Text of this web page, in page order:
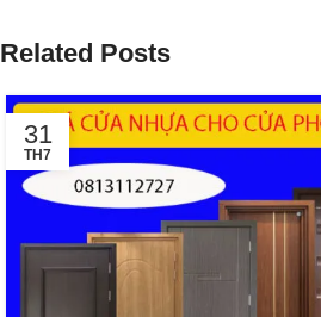
Related Posts
31
TH7